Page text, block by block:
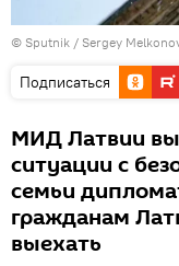
© Sputnik / Sergey
Подписаться
МИД Латвии
ситуации с
семьи
гражданам
выехать